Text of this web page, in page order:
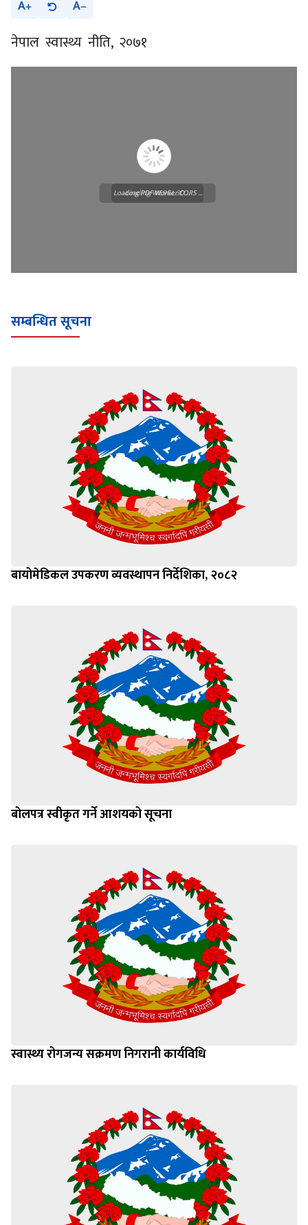
A A
नेपाल स्वास्थ्य नीति, २०७१
Loading WEBGL 3D ...
Loading PDF Worker CORS ...
सम्बन्धित सूचना
बायोमेडिकल उपकरण व्यवस्थापन निर्देशिका, २०८२
बोलपत्र स्वीकृत गर्ने आशयको सूचना
स्वास्थ्य रोगजन्य सक्रमण निगरानी कार्यविधि